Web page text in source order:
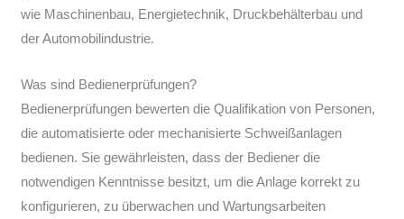
wie Maschinenbau, Energietechnik, Druckbehälterbau und
der Automobilindustrie.
Was sind Bedienerprüfungen?
Bedienerprüfungen bewerten die Qualifikation von Personen,
die automatisierte oder mechanisierte Schweißanlagen
bedienen. Sie gewährleisten, dass der Bediener die
notwendigen Kenntnisse besitzt, um die Anlage korrekt zu
konfigurieren, zu überwachen und Wartungsarbeiten